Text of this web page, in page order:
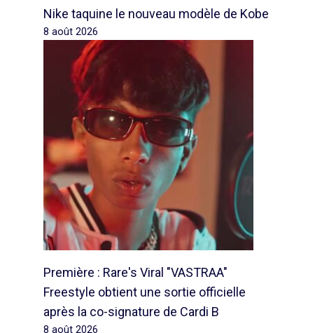
Nike taquine le nouveau modèle de Kobe
8 août 2026
Première : Rare's Viral "VASTRAA"
Freestyle obtient une sortie officielle
après la co-signature de Cardi B
8 août 2026